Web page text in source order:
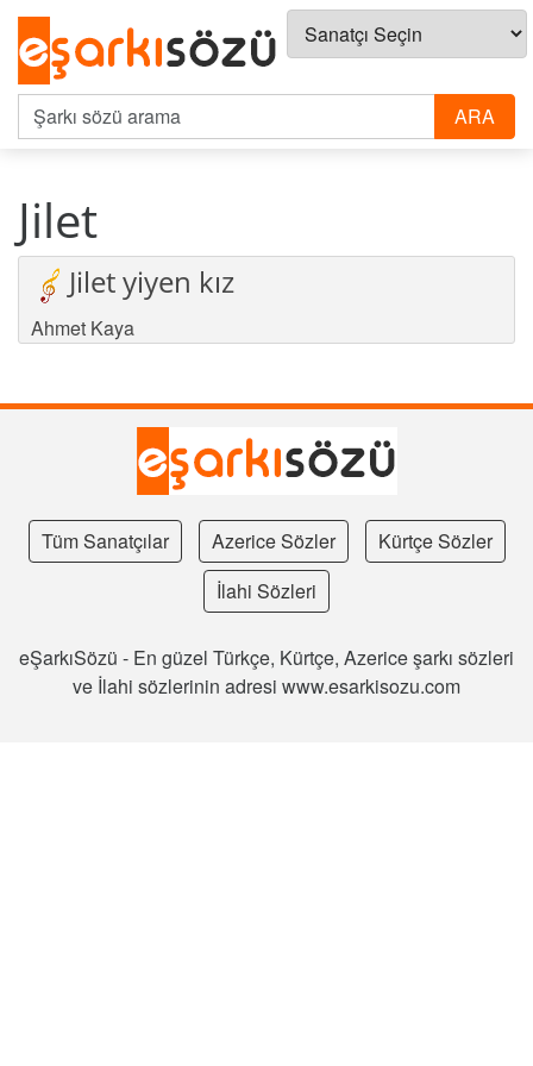
Jilet
Jilet yiyen kız
Ahmet Kaya
Tüm Sanatçılar Azerice Sözler
Kürtçe Sözler
İlahi Sözleri
eŞarkıSözü - En güzel Türkçe, Kürtçe, Azerice şarkı sözleri
ve İlahi sözlerinin adresi www.esarkisozu.com